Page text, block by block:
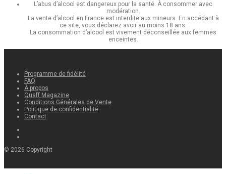
L’abus d’alcool est dangereux pour la santé. À consommer avec
modération.
La vente d’alcool en France est interdite aux mineurs. En accédant à
ce site, vous déclarez avoir au moins 18 ans.
La consommation d’alcool est vivement déconseillée aux femmes
enceintes.
Programme de fidélité
FAQ
À propos
Quaff Magazine
Conditions Générales de Vente
Politique de confidentialité
Contact
© 2026 Copyright